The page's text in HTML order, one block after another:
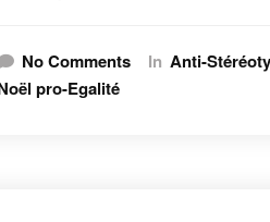
No Comments In Anti-
pro-Egalité